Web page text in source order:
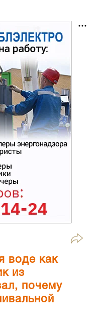
воде как
из
почему